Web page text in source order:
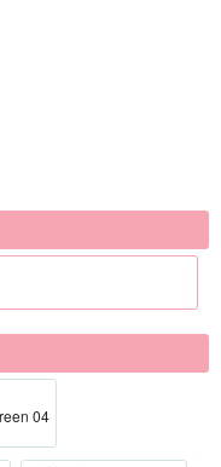
04